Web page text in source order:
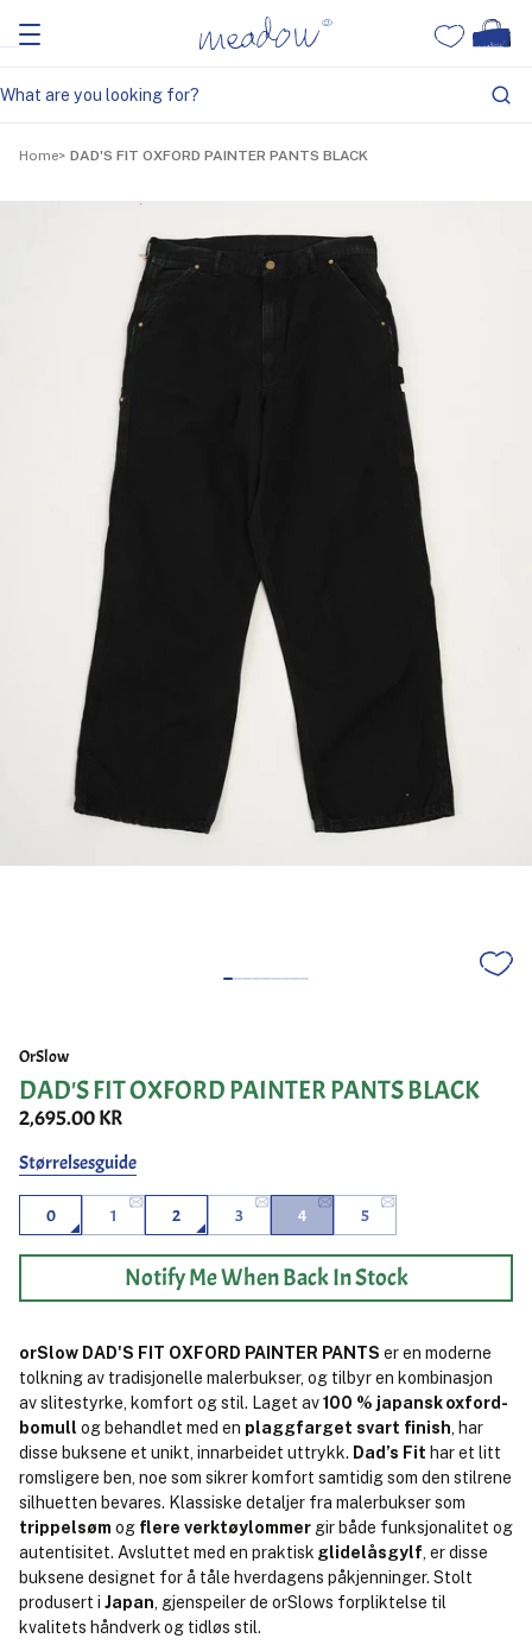
Home DAD'S FIT OXFORD PAINTER PANTS BLACK
OrSlow
DAD'S FIT OXFORD PAINTER PANTS BLACK
2,695.00 KR
Størrelsesguide
0 1 2 3 4 5
Notify Me When Back In Stock
orSlow DAD'S FIT OXFORD PAINTER PANTS er en moderne
tolkning av tradisjonelle malerbukser, og tilbyr en kombinasjon
av slitestyrke, komfort og stil. Laget av100 % japansk oxford-
bomull og behandlet med en plaggfarget svart finish, har
disse buksene et unikt, innarbeidet uttrykk. Dad’s Fit har et litt
romsligere ben, noe som sikrer komfort samtidig som den stilrene
silhuetten bevares. Klassiske detaljer fra malerbukser som
trippelsøm og flere verktøylommergir både funksjonalitet og
autentisitet. Avsluttet med en praktisk glidelåsgylf, er disse
buksene designet for å tåle hverdagens påkjenninger. Stolt
produsert i Japan, gjenspeiler de orSlows forpliktelse til
kvalitets håndverk og tidløs stil.